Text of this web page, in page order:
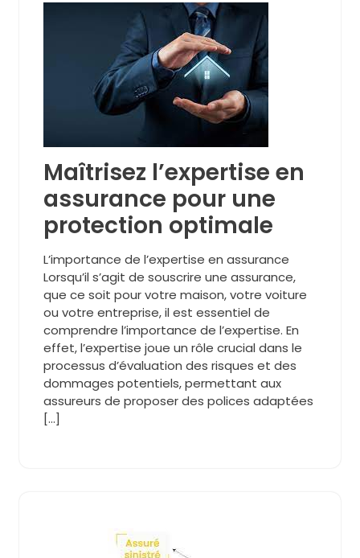
Maîtrisez l’expertise en
assurance pour une
protection optimale
L’importance de l’expertise en assurance
Lorsqu’il s’agit de souscrire une assurance,
que ce soit pour votre maison, votre voiture
ou votre entreprise, il est essentiel de
comprendre l’importance de l’expertise. En
effet, l’expertise joue un rôle crucial dans le
processus d’évaluation des risques et des
dommages potentiels, permettant aux
assureurs de proposer des polices adaptées
[…]